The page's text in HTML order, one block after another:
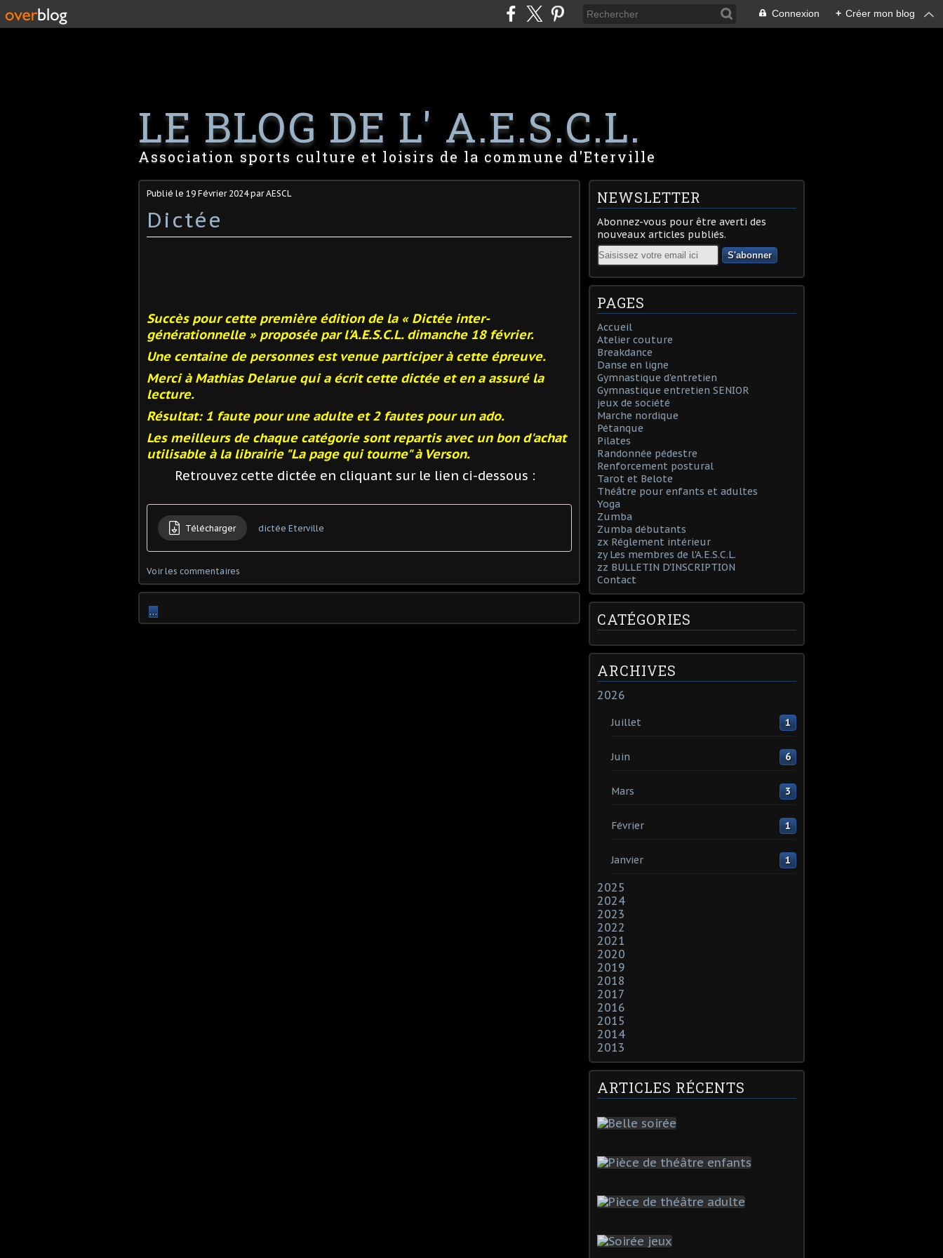
Connexion + Créer mon blog
LE BLOG DE L' A.E.S.C.L.
Association sports culture et loisirs de la commune d'Eterville
Publié le 19 Février 2024par AESCL
Dictée
Succès pour cette première édition de la « Dictée inter-
générationnelle » proposée par l'A.E.S.C.L. dimanche 18 février.
Une centaine de personnes est venue participer à cette épreuve.
Merci à Mathias Delarue qui a écrit cette dictée et en a assuré la
lecture.
Résultat: 1 faute pour une adulte et 2 fautes pour un ado.
Les meilleurs de chaque catégorie sont repartis avec un bon d'achat
utilisable à la librairie "La page qui tourne" à Verson.
Retrouvez cette dictée en cliquant sur le lien ci-dessous :
Télécharger dictée Eterville
Voir les commentaires
…
NEWSLETTER
Abonnez-vous pour être averti des
nouveaux articles publiés.
Email
PAGES
Accueil
Atelier couture
Breakdance
Danse en ligne
Gymnastique d'entretien
Gymnastique entretien SENIOR
jeux de société
Marche nordique
Pétanque
Pilates
Randonnée pédestre
Renforcement postural
Tarot et Belote
Théâtre pour enfants et adultes
Yoga
Zumba
Zumba débutants
zx Réglement intérieur
zy Les membres de l'A.E.S.C.L.
zz BULLETIN D'INSCRIPTION
Contact
CATÉGORIES
ARCHIVES
2026
Juillet 1
Juin 6
Mars 3
Février 1
Janvier 1
2025
2024
2023
2022
2021
2020
2019
2018
2017
2016
2015
2014
2013
ARTICLES RÉCENTS